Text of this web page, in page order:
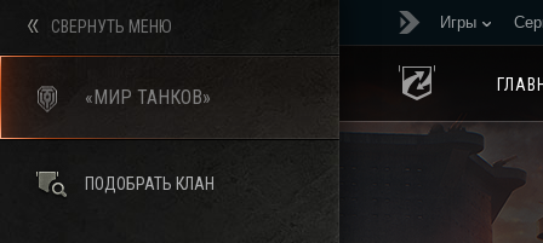
Игры
СВЕРНУТЬ МЕНЮ
«МИР ТАНКОВ»
ПОДОБРАТЬ КЛАН